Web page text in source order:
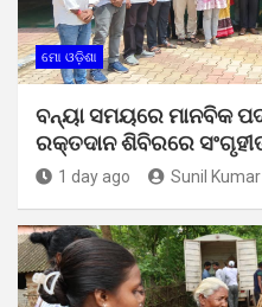
ମୋ ଓଡ଼ିଶା
ବନ୍ୟା ସମୟରେ ମାନବିକ
ରକ୍ତଦାନ ଶିବିରରେ
1 day ago Sunil